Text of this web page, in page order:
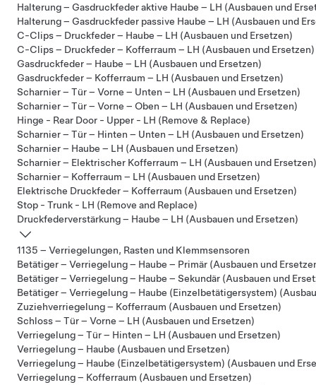
Halterung – Gasdruckfeder aktive Haube – LH (Ausbauen und
Halterung – Gasdruckfeder passive Haube – LH (Ausbauen und
C-Clips – Druckfeder – Haube – LH (Ausbauen und Ersetzen)
C-Clips – Druckfeder – Kofferraum – LH (Ausbauen und Ersetzen)
Gasdruckfeder – Haube – LH (Ausbauen und Ersetzen)
Gasdruckfeder – Kofferraum – LH (Ausbauen und Ersetzen)
Scharnier – Tür – Vorne – Unten – LH (Ausbauen und Ersetzen)
Scharnier – Tür – Vorne – Oben – LH (Ausbauen und Ersetzen)
Hinge - Rear Door - Upper - LH (Remove & Replace)
Scharnier – Tür – Hinten – Unten – LH (Ausbauen und Ersetzen)
Scharnier – Haube – LH (Ausbauen und Ersetzen)
Scharnier – Elektrischer Kofferraum – LH (Ausbauen und Ersetzen)
Scharnier – Kofferraum – LH (Ausbauen und Ersetzen)
Elektrische Druckfeder – Kofferraum (Ausbauen und Ersetzen)
Stop - Trunk - LH (Remove and Replace)
Druckfederverstärkung – Haube – LH (Ausbauen und Ersetzen)
1135 – Verriegelungen, Rasten und Klemmsensoren
Betätiger – Verriegelung – Haube – Primär (Ausbauen und
Betätiger – Verriegelung – Haube – Sekundär (Ausbauen und
Betätiger – Verriegelung – Haube (Einzelbetätigersystem)
Zuziehverriegelung – Kofferraum (Ausbauen und Ersetzen)
Schloss – Tür – Vorne – LH (Ausbauen und Ersetzen)
Verriegelung – Tür – Hinten – LH (Ausbauen und Ersetzen)
Verriegelung – Haube (Ausbauen und Ersetzen)
Verriegelung – Haube (Einzelbetätigersystem) (Ausbauen und
Verriegelung – Kofferraum (Ausbauen und Ersetzen)